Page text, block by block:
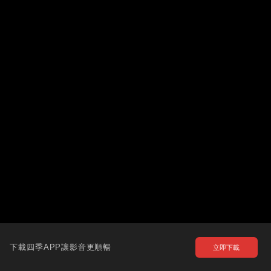
下載四季APP讓影音更順暢 立即下載